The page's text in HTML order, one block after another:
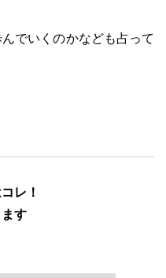
でいくのかなども占って
レ！
す